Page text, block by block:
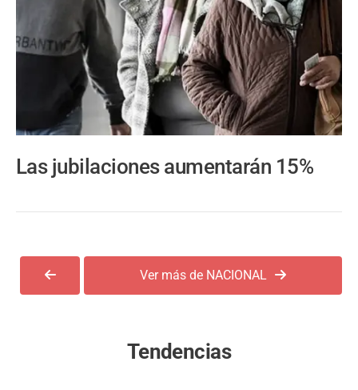
Las jubilaciones aumentarán 15%
Ver más de NACIONAL
Tendencias